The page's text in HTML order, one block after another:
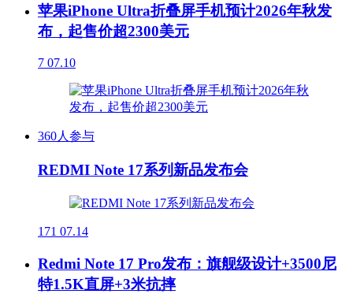
苹果iPhone Ultra折叠屏手机预计2026年秋发
布，起售价超2300美元
7 07.10
360人参与
REDMI Note 17系列新品发布会
171 07.14
Redmi Note 17 Pro发布：旗舰级设计+3500尼
特1.5K直屏+3米抗摔